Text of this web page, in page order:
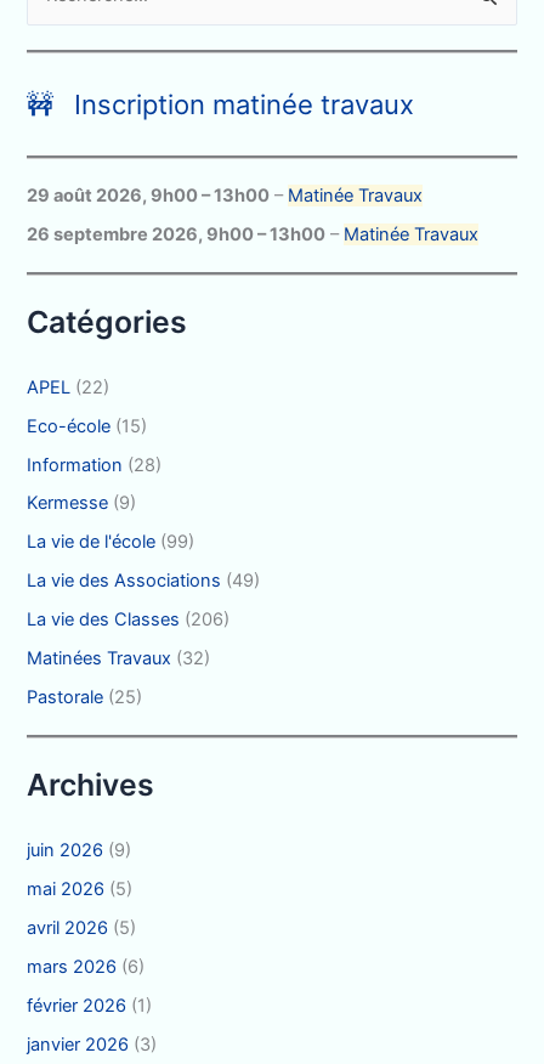
c
h
e
r
c
h
🚧 Inscription matinée travaux
29 août 2026, 9h00–13h00 – Matinée Travaux
26 septembre 2026, 9h00–13h00 – Matinée Travaux
Catégories
APEL (22)
Eco-école (15)
Information (28)
Kermesse (9)
La vie de l'école (99)
La vie des Associations (49)
La vie des Classes (206)
Matinées Travaux (32)
Pastorale (25)
Archives
juin 2026 (9)
mai 2026 (5)
avril 2026 (5)
mars 2026 (6)
février 2026 (1)
janvier 2026 (3)